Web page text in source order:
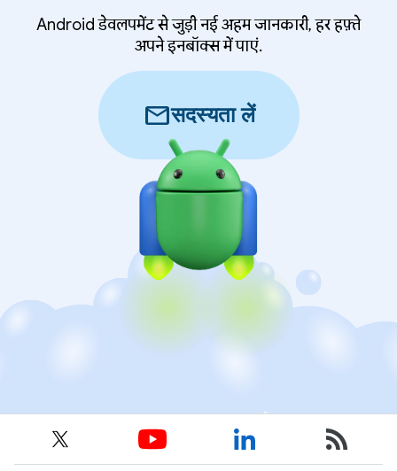
Android डेवलपमेंट से जुड़ी नई अहम जानकारी, हर हफ़्ते
अपने इनबॉक्स में पाएं.
mailसदस्यता लें